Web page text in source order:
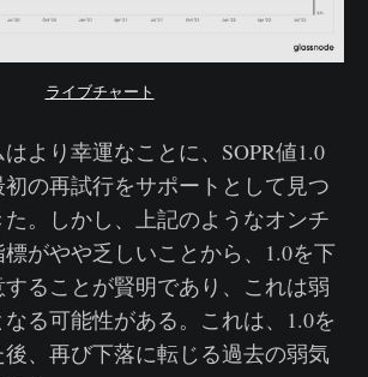
ライブチャート
より幸運なことに、SOPR値1.0
の再試行をサポートとして見つ
。しかし、上記のようなオンチ
がやや乏しいことから、1.0を下
ることが賢明であり、これは弱
る可能性がある。これは、1.0を
、再び下落に転じる過去の弱気